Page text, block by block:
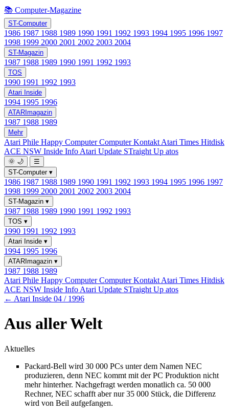
📚 Computer-Magazine
ST-Computer
1986 1987 1988 1989 1990 1991 1992 1993 1994 1995 1996 1997
1998 1999 2000 2001 2002 2003 2004
ST-Magazin
1987 1988 1989 1990 1991 1992 1993
TOS
1990 1991 1992 1993
Atari Inside
1994 1995 1996
ATARImagazin
1987 1988 1989
Mehr
Atari Phile Happy ComputerComputer Kontakt Atari Times Hitdisk
ACE NSW Inside Info Atari Update STraight Up atos
🌞 🌙
☰
ST-Computer ▾
1986 1987 1988 1989 1990 1991 1992 1993 1994 1995 1996 1997
1998 1999 2000 2001 2002 2003 2004
ST-Magazin ▾
1987 1988 1989 1990 1991 1992 1993
TOS ▾
1990 1991 1992 1993
Atari Inside ▾
1994 1995 1996
ATARImagazin ▾
1987 1988 1989
Atari Phile Happy ComputerComputer Kontakt Atari Times Hitdisk
ACE NSW Inside Info Atari Update STraight Up atos
← Atari Inside 04 / 1996
Aus aller Welt
Aktuelles
Packard-Bell wird 30 000 PCs unter dem Namen NEC
produzieren, denn NEC kommt mit der PC Produktion nicht
mehr hinterher. Nachgefragt werden monatlich ca. 50 000
Rechner, NEC schafft aber nur 35 000 Stück, die Differenz
wird von Beil aufgefangen.